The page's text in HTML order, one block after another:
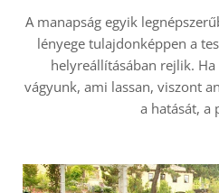
A manapság egyik
lényege tulajdonképpen a
helyreállításában rejlik.
vágyunk, ami lassan, viszont
a hatását, a